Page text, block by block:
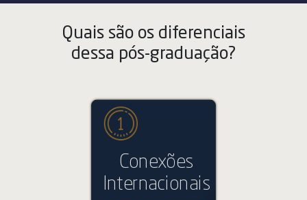
Quais são os diferenciais
dessa pós-graduação?
Conexões
Internacionais